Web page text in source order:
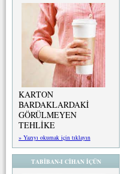
KARTON
BARDAKLARDAKİ
GÖRÜLMEYEN
TEHLİKE
» Yazıyı okumak için tıklayın
TABİBAN-I CİHAN İÇÜN